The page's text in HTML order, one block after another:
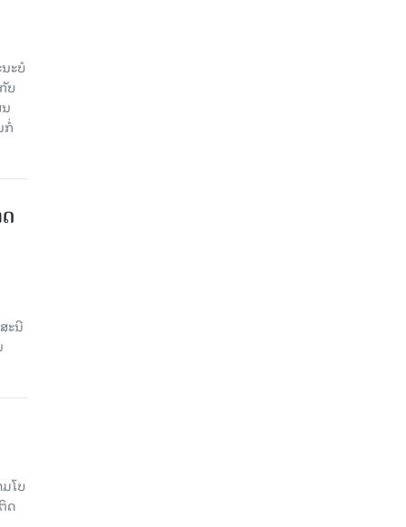
ະ​ບໍ​
ບ​
ກໍ່​
ະນີ
ໂບ​
ດ